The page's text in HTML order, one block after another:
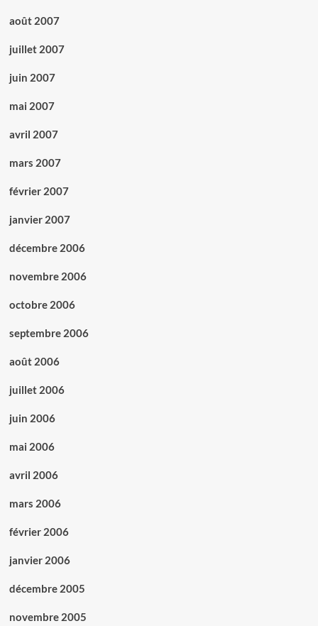
août 2007
juillet 2007
juin 2007
mai 2007
avril 2007
mars 2007
février 2007
janvier 2007
décembre 2006
novembre 2006
octobre 2006
septembre 2006
août 2006
juillet 2006
juin 2006
mai 2006
avril 2006
mars 2006
février 2006
janvier 2006
décembre 2005
novembre 2005